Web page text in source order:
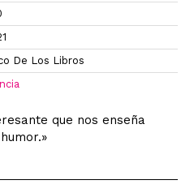
De Los Libros
que nos enseña